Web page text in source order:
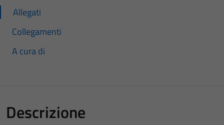
Allegati
Collegamenti
A cura di
Descrizione